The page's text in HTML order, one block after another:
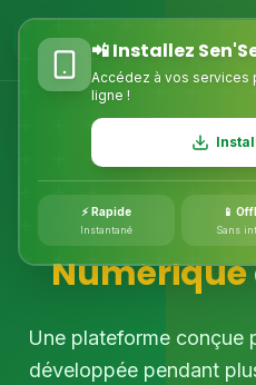
BETA
Plateforme e-
de la
Numérique
Une plateforme conçue
développée pendant
📲 Installez
Accédez à vos services
ligne !
⚡ Rapide
Instantané
📱
Sans